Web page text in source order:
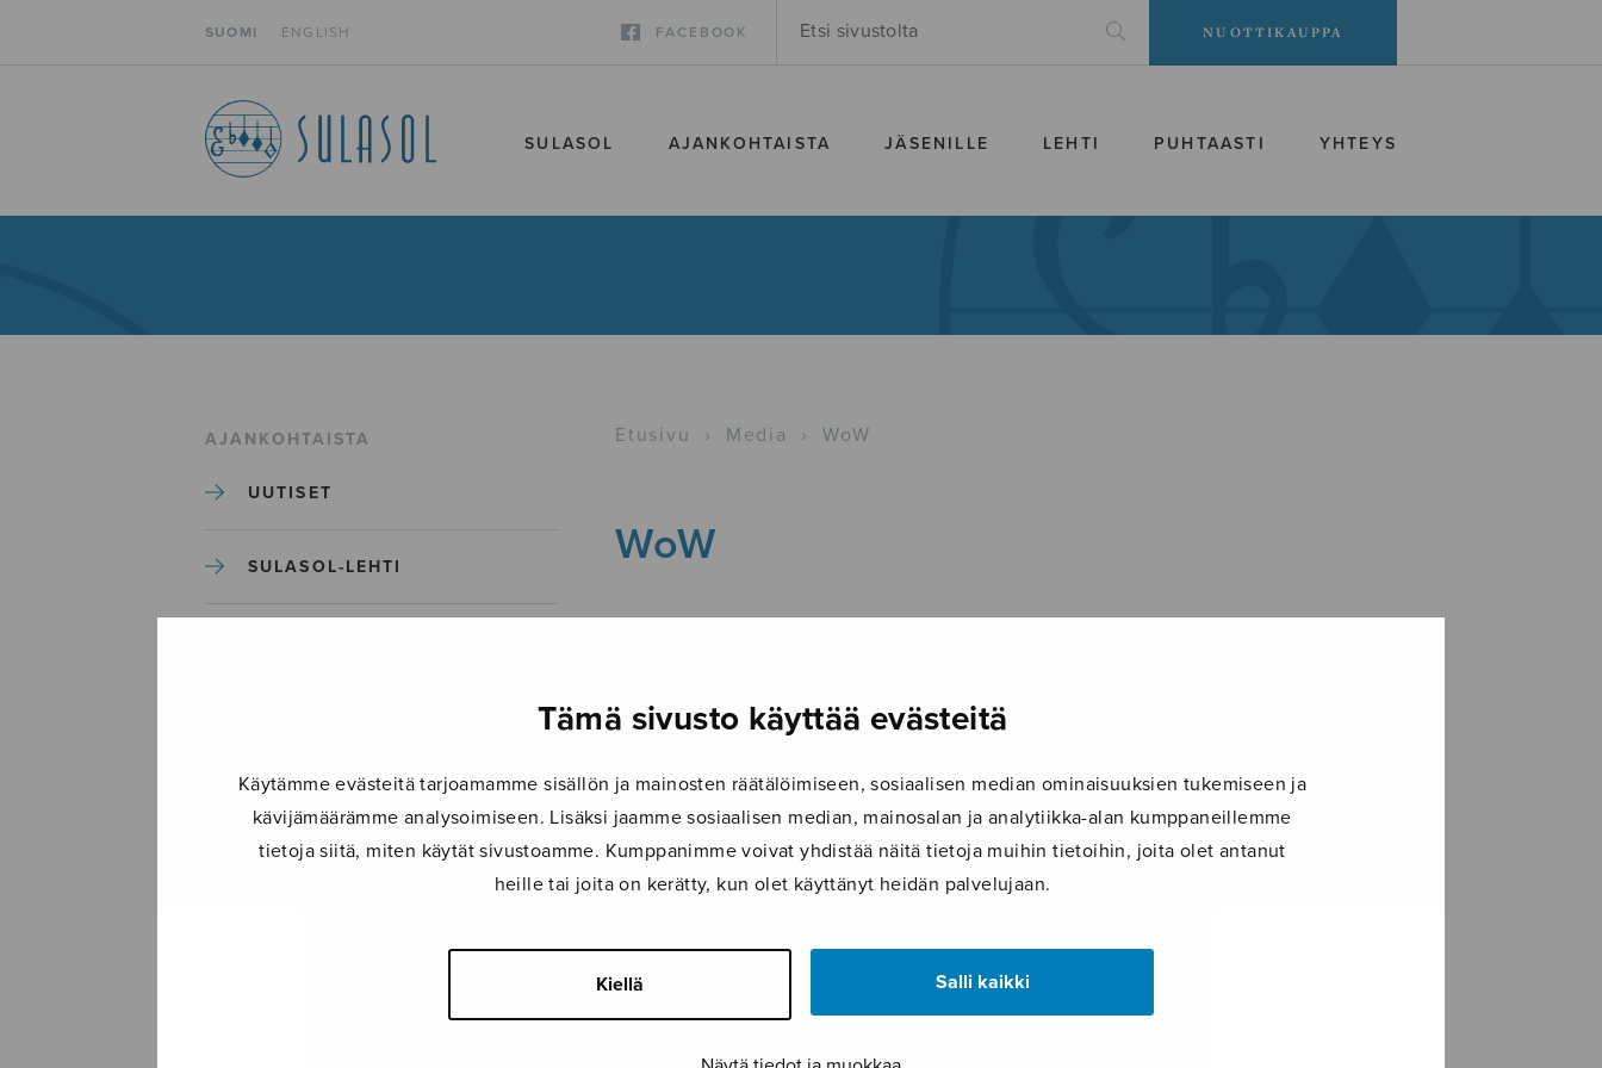
Tämä sivusto käyttää evästeitä
Käytämme evästeitä tarjoamamme sisällön ja mainosten räätälöimiseen, sosiaalisen median ominaisuuksien tukemiseen ja
kävijämäärämme analysoimiseen. Lisäksi jaamme sosiaalisen median, mainosalan ja analytiikka-alan kumppaneillemme
tietoja siitä, miten käytät sivustoamme. Kumppanimme voivat yhdistää näitä tietoja muihin tietoihin, joita olet antanut
heille tai joita on kerätty, kun olet käyttänyt heidän palvelujaan.
Kiellä Salli kaikki
SUOMI ENGLISH FACEBOOK NUOTTIKAUPPA
SULASOL AJANKOHTAISTA JÄSENILLE LEHTI PUHTAASTI YHTEYS
AJANKOHTAISTA
UUTISET
SULASOL-LEHTI
TAPAHTUMAT
ILMOITA TAPAHTUMA
Etusivu › Media › WoW
WoW